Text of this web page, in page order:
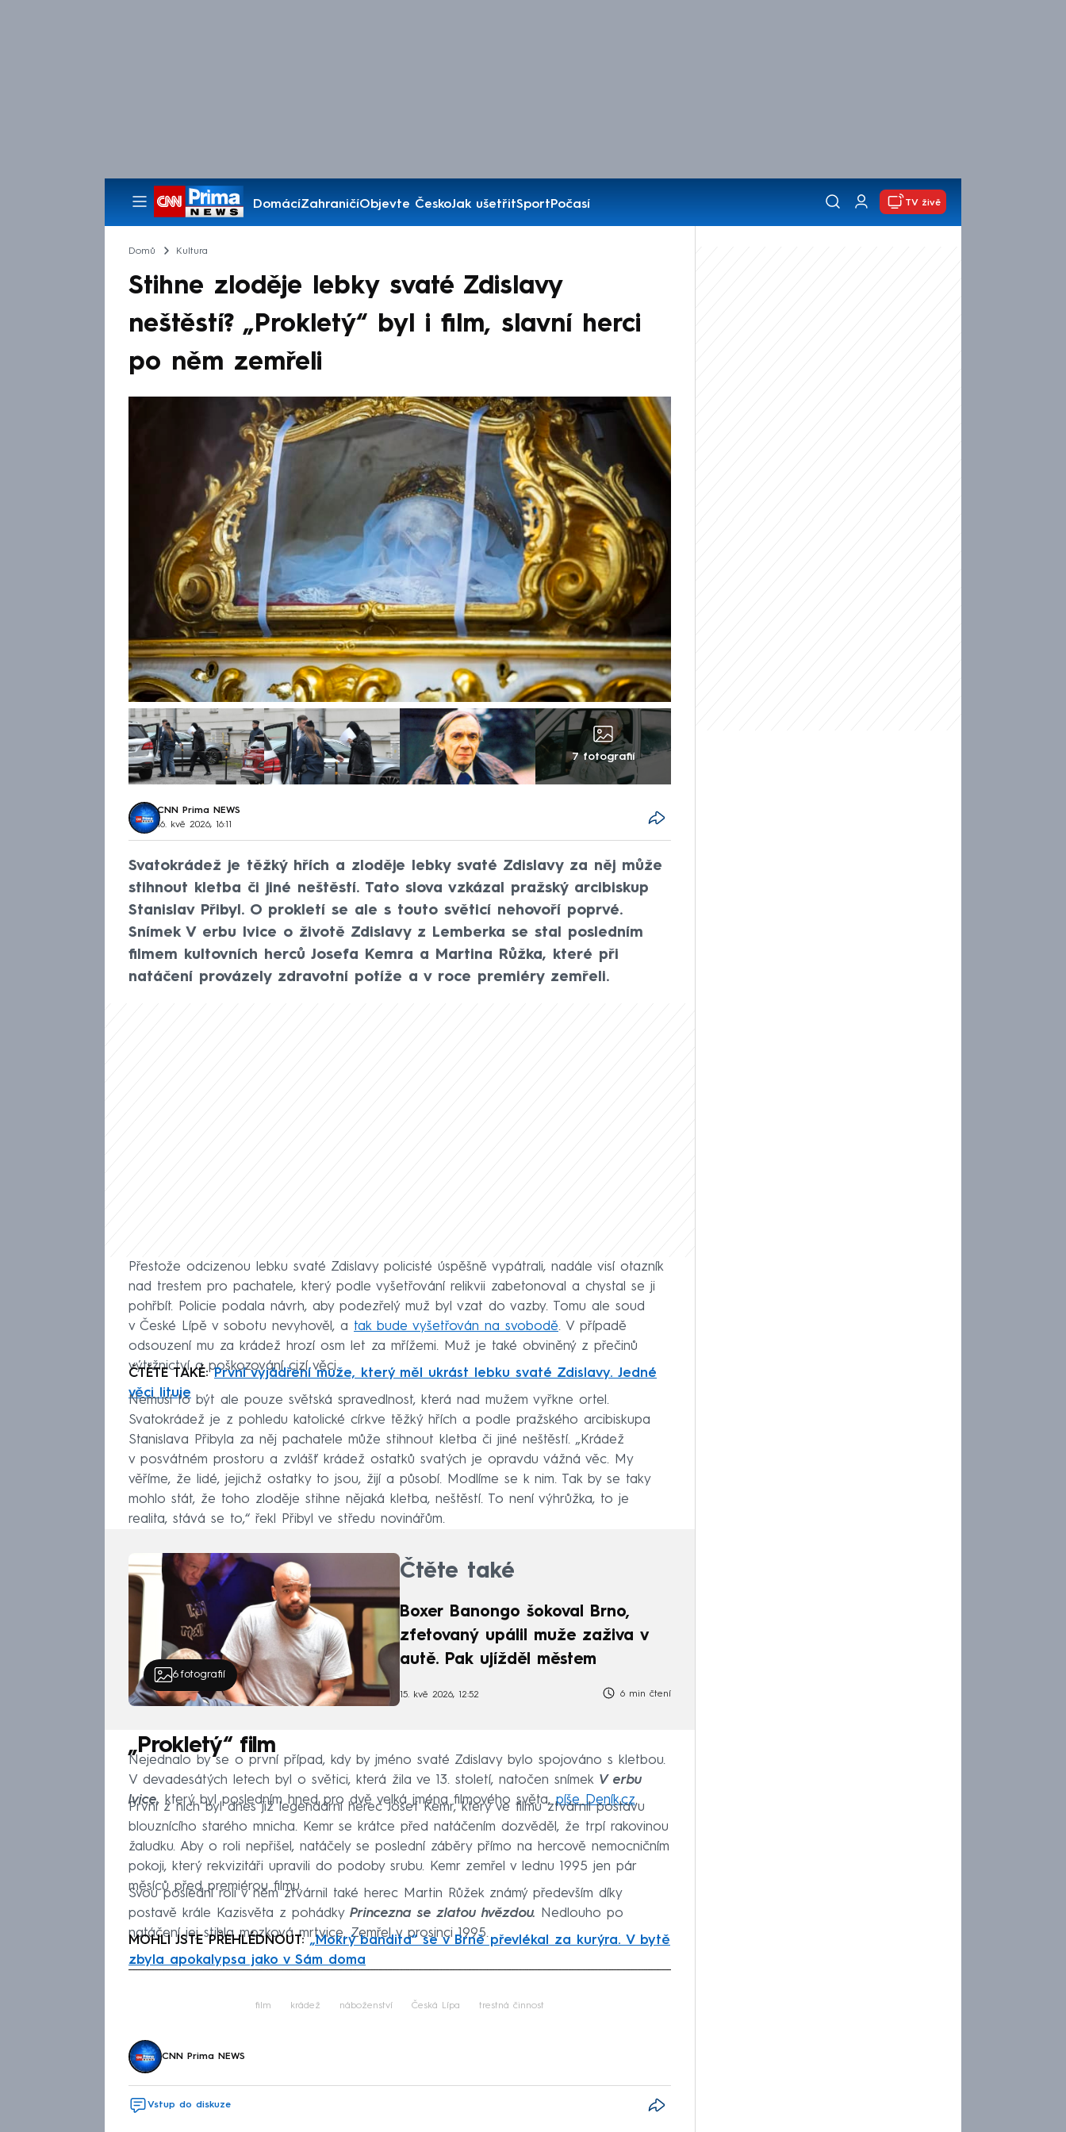
DomácíZahraničíObjevte ČeskoJak ušetřitSportPočasí
Pořady
TV živě
Domů Kultura
Stihne zloděje lebky svaté Zdislavy
neštěstí? „Prokletý“ byl i film, slavní herci
po něm zemřeli
7 fotografií
CNN Prima NEWS
16. kvě 2026, 16:11
Svatokrádež je těžký hřích a zloděje lebky svaté Zdislavy za něj může
stihnout kletba či jiné neštěstí. Tato slova vzkázal pražský arcibiskup
Stanislav Přibyl. O prokletí se ale s touto světicí nehovoří poprvé.
Snímek V erbu lvice o životě Zdislavy z Lemberka se stal posledním
filmem kultovních herců Josefa Kemra a Martina Růžka, které při
natáčení provázely zdravotní potíže a v roce premiéry zemřeli.
Přestože odcizenou lebku svaté Zdislavy policisté úspěšně vypátrali, nadále visí otazník
nad trestem pro pachatele, který podle vyšetřování relikvii zabetonoval a chystal se ji
pohřbít. Policie podala návrh, aby podezřelý muž byl vzat do vazby. Tomu ale soud
v České Lípě v sobotu nevyhověl, a tak bude vyšetřován na svobodě. V případě
odsouzení mu za krádež hrozí osm let za mřížemi. Muž je také obviněný z přečinů
výtržnictví a poškozování cizí věci.
ČTĚTE TAKÉ:První vyjádření muže, který měl ukrást lebku svaté Zdislavy. Jedné
věci lituje
Nemusí to být ale pouze světská spravedlnost, která nad mužem vyřkne ortel.
Svatokrádež je z pohledu katolické církve těžký hřích a podle pražského arcibiskupa
Stanislava Přibyla za něj pachatele může stihnout kletba či jiné neštěstí. „Krádež
v posvátném prostoru a zvlášť krádež ostatků svatých je opravdu vážná věc. My
věříme, že lidé, jejichž ostatky to jsou, žijí a působí. Modlíme se k nim. Tak by se taky
mohlo stát, že toho zloděje stihne nějaká kletba, neštěstí. To není výhrůžka, to je
realita, stává se to,“ řekl Přibyl ve středu novinářům.
6fotografií
Čtěte také
Boxer Banongo šokoval Brno,
zfetovaný upálil muže zaživa v
autě. Pak ujížděl městem
15. kvě 2026, 12:52 6 min čtení
„Prokletý“ film
Nejednalo by se o první případ, kdy by jméno svaté Zdislavy bylo spojováno s kletbou.
V devadesátých letech byl o světici, která žila ve 13. století, natočen snímek V erbu
lvice, který byl posledním hned pro dvě velká jména filmového světa,píše Deník.cz.
První z nich byl dnes již legendární herec Josef Kemr, který ve filmu ztvárnil postavu
blouznícího starého mnicha. Kemr se krátce před natáčením dozvěděl, že trpí rakovinou
žaludku. Aby o roli nepřišel, natáčely se poslední záběry přímo na hercově nemocničním
pokoji, který rekvizitáři upravili do podoby srubu. Kemr zemřel v lednu 1995 jen pár
měsíců před premiérou filmu.
Svou poslední roli v něm ztvárnil také herec Martin Růžek známý především díky
postavě krále Kazisvěta z pohádky Princezna se zlatou hvězdou. Nedlouho po
natáčení jej stihla mozková mrtvice. Zemřel v prosinci 1995.
MOHLI JSTE PŘEHLÉDNOUT:„Mokrý bandita“ se v Brně převlékal za kurýra. V bytě
zbyla apokalypsa jako v Sám doma
film krádež náboženství Česká Lípa trestná činnost
CNN Prima NEWS
Vstup do diskuze